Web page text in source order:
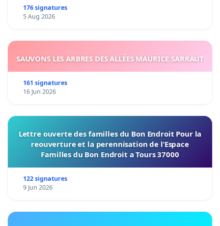
176 signatures
5 Aug 2026
SAUVONS LES ARBRES DES ALLÉES MAURICE SARRAUT
161 signatures
16 Jun 2026
Lettre ouverte des familles du Bon Endroit Pour la
reouverture et la perennisation de l’Espace
Familles du Bon Endroit a Tours 37000
122 signatures
9 Jun 2026